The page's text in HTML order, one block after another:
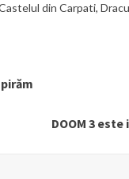
din Carpati,
DOOM 3